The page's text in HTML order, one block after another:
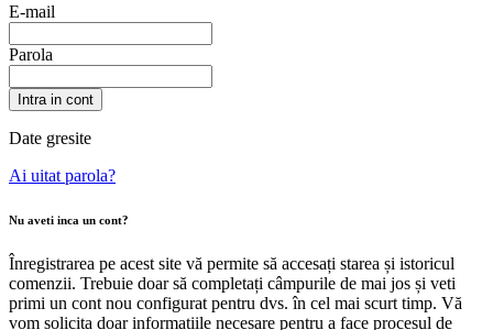
E-mail
Parola
Intra in cont
Date gresite
Ai uitat parola?
Nu aveti inca un cont?
Înregistrarea pe acest site vă permite să accesați starea și istoricul
comenzii. Trebuie doar să completați câmpurile de mai jos și veti
primi un cont nou configurat pentru dvs. în cel mai scurt timp. Vă
vom solicita doar informațiile necesare pentru a face procesul de